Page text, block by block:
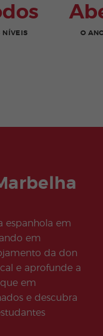
NÍVEIS O
espanhola em
em
da don
e aprofunde a
em
e descubra